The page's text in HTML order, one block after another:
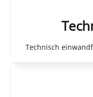
Technisch